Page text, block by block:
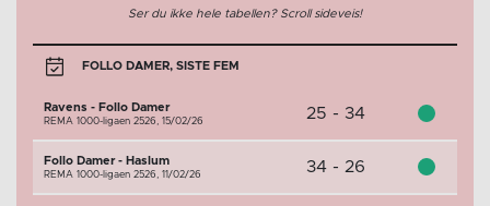
Ser du ikke hele tabellen? Scroll sideveis!
FOLLO DAMER, SISTE FEM
Ravens - Follo Damer
REMA 1000-ligaen 2526, 15/02/26 25 - 34
Follo Damer - Haslum
REMA 1000-ligaen 2526, 11/02/26 34 - 26